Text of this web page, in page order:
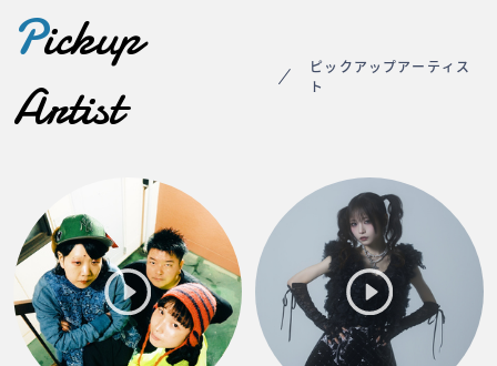
Pickup
Artist
ピックアップアーティス
ト